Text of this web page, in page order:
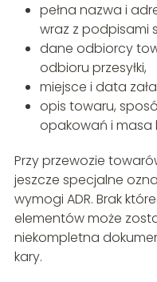
pełna nazwa i
wraz z podpisami
dane odbiorcy
odbioru przesyłki,
miejsce i data
opis towaru,
opakowań i masa
Przy przewozie
jeszcze specjalne
wymogi ADR. Brak
elementów może
niekompletna
kary.